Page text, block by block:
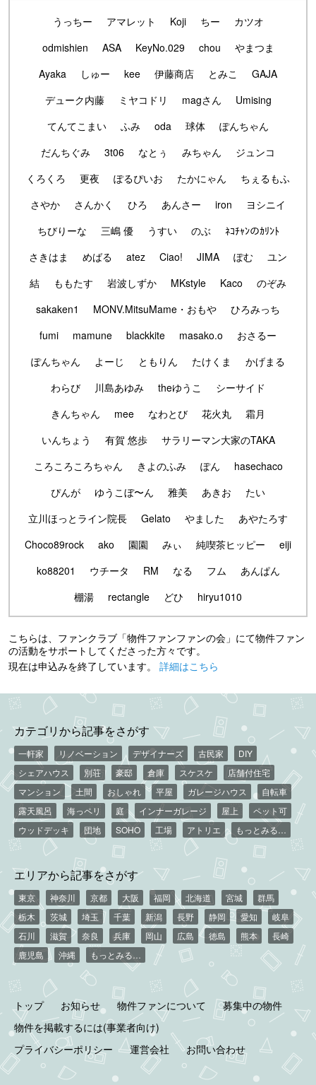
うっちー アマレット Koji ちー
カツオ
odmishien
ASA KeyNo.029 chou
やまつま
Ayaka
しゅー kee 伊藤商店 とみこ
GAJA
デューク内藤
ミヤコドリ magさん
Umising
てんてこまい
ふみ oda 球体
ぽんちゃん
だんちぐみ
3t06 なとぅ みちゃん
ジュンコ
くろくろ
更夜 ぽるぴいお たかにゃん
ちぇるもふ
さやか
さんかく ひろ あんさー iron
ヨシニイ
ちびりーな
三嶋 優 うすい のぶ
ﾈｺﾁｬﾝのｶﾘﾝﾄ
さきはま
めばる atez Ciao! JIMA ぽむ
ユン
結
ももたす 岩波しずか MKstyle Kaco
のぞみ
sakaken1
MONV.MitsuMame・おもや
ひろみっち
fumi
mamune blackkite masako.o
おさるー
ぽんちゃん
よーじ ともりん たけくま
かげまる
わらび
川島あゆみ theゆうこ
シーサイド
きんちゃん
mee なわとび 花火丸
霜月
いんちょう
有賀 悠歩
サラリーマン大家のTAKA
ころころころちゃん
きよのふみ ぽん
hasechaco
ぴんが
ゆうこぼ〜ん 雅美 あきお
たい
立川ほっとライン院長
Gelato やました
あやたろす
Choco89rock
ako 園園 みぃ 純喫茶ヒッピー
eiji
ko88201
ウチータ RM なる フム
あんぱん
棚湯
rectangle どひ hiryu1010
こちらは、ファンクラブ「物件ファンファンの会」にて物件ファン
の活動をサポートしてくださった方々です。
現在は申込みを終了しています。 詳細はこちら
カテゴリから記事をさがす
一軒家 リノベーション デザイナーズ 古民家
DIY
シェアハウス
別荘 豪邸 倉庫 スケスケ
店舗付住宅
マンション
土間 おしゃれ 平屋 ガレージハウス
自転車
露天風呂
海っペリ 庭 インナーガレージ 屋上
ペット可
ウッドデッキ
団地 SOHO 工場 アトリエ もっとみる…
エリアから記事をさがす
東京 神奈川 京都 大阪 福岡 北海道 宮城
群馬
栃木
茨城 埼玉 千葉 新潟 長野 静岡 愛知
岐阜
石川
滋賀 奈良 兵庫 岡山 広島 徳島 熊本
長崎
鹿児島
沖縄 もっとみる…
トップ お知らせ 物件ファンについて
募集中の物件
物件を掲載するには(事業者向け)
プライバシーポリシー
運営会社 お問い合わせ